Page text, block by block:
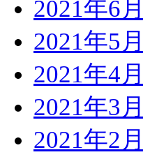
2021年6月
2021年5月
2021年4月
2021年3月
2021年2月